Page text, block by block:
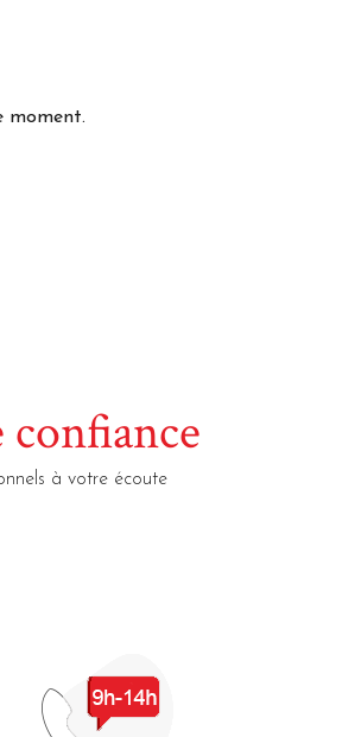
moment.
à votre écoute